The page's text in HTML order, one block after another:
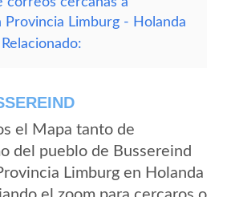
Provincia Limburg - Holanda
el Mapa tanto de
del pueblo de Bussereind
Limburg en Holanda